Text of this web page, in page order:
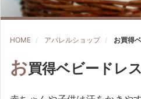
HOME アパレルショップ お買得
お買得ベビードレ